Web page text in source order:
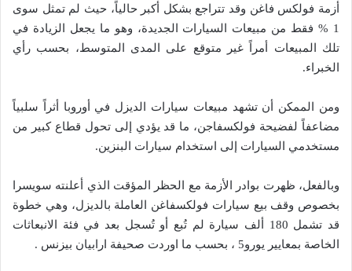
أزمة فولكس فاغن وقد تتراجع بشكل أكبر حالياً، حيث لم تمثل سوى
1 % فقط من مبيعات السيارات الجديدة، وهو ما يجعل الزيادة في
تلك المبيعات أمراً غير متوقع على المدى المتوسط، بحسب رأي
الخبراء.
ومن الممكن أن تشهد مبيعات سيارات الديزل في أوروبا أثراً سلبياً
مضاعفاً لفضيحة فولكسفاجن، ما قد يؤدي إلى تحول قطاع كبير من
مستخدمي السيارات إلى استخدام سيارات البنزين.
وبالفعل، ظهرت بوادر الأزمة مع الحظر المؤقت الذي أعلنته سويسرا
بخصوص وقف بيع سيارات فولكسفاغن العاملة بالديزل، وهي خطوة
قد تشمل 180 ألف سيارة لم تُبع أو تُسجل بعد في فئة الانبعاثات
الخاصة بمعايير يورو5 ، بحسب ما اوردت صحيفة ارابيان بيزنس .